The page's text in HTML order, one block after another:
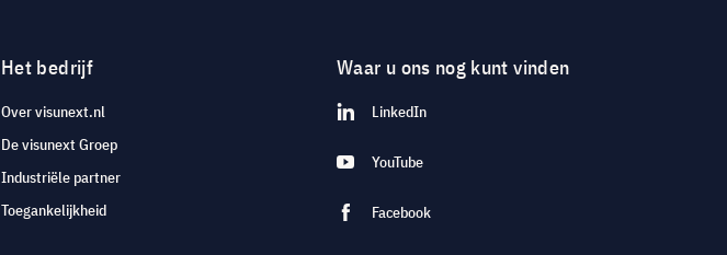
Het bedrijf
Over visunext.nl
De visunext Groep
Industriële partner
Toegankelijkheid
Waar u ons nog kunt vinden
LinkedIn
YouTube
Facebook